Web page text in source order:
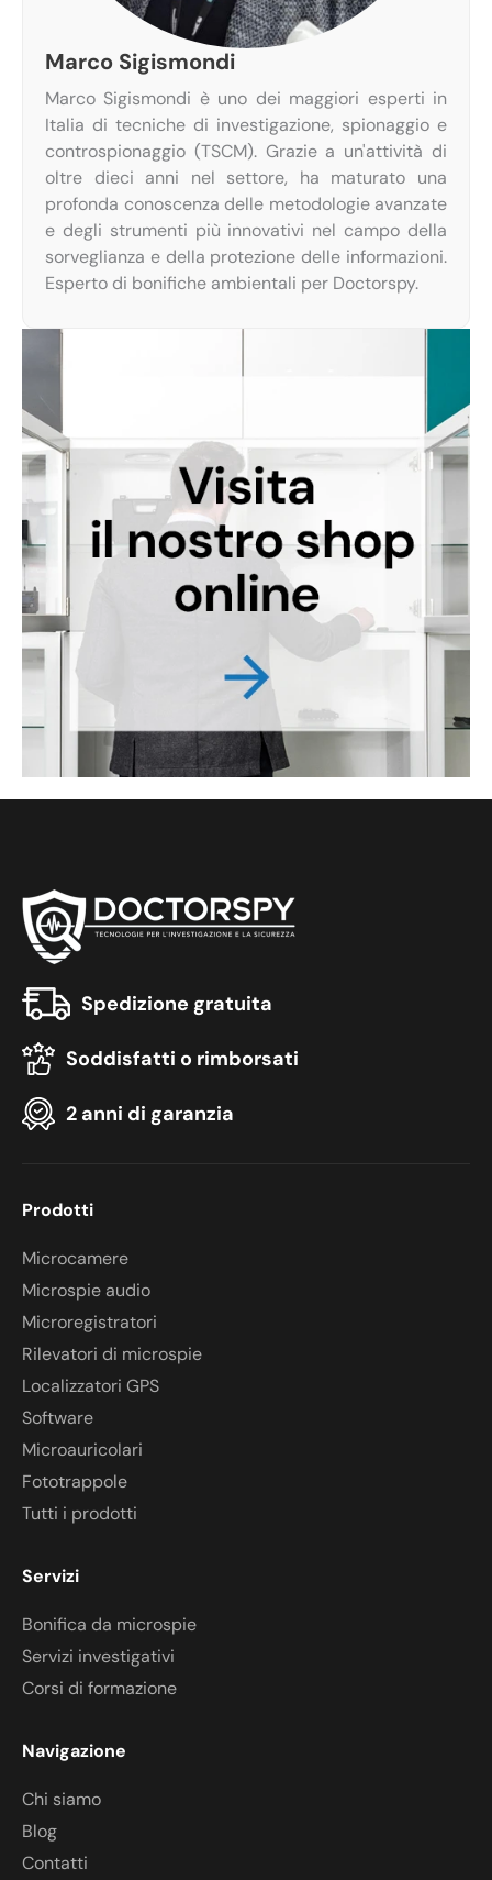
Marco Sigismondi
Marco Sigismondi è uno dei maggiori esperti in
Italia di tecniche di investigazione, spionaggio e
controspionaggio (TSCM). Grazie a un'attività di
oltre dieci anni nel settore, ha maturato una
profonda conoscenza delle metodologie avanzate
e degli strumenti più innovativi nel campo della
sorveglianza e della protezione delle informazioni.
Esperto di bonifiche ambientali per Doctorspy.
Spedizione gratuita
Soddisfatti o rimborsati
2 anni di garanzia
Prodotti
Microcamere
Microspie audio
Microregistratori
Rilevatori di microspie
Localizzatori GPS
Software
Microauricolari
Fototrappole
Tutti i prodotti
Servizi
Bonifica da microspie
Servizi investigativi
Corsi di formazione
Navigazione
Chi siamo
Blog
Contatti